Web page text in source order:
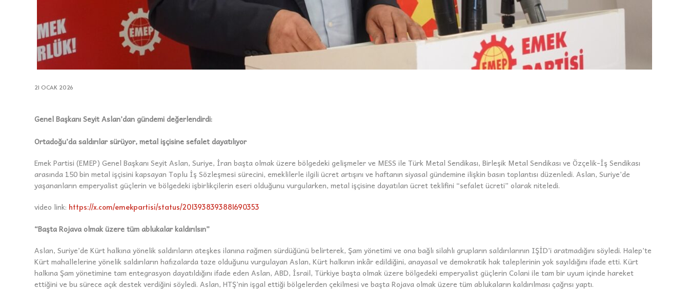
21 OCAK 2026
Genel Başkanı Seyit Aslan’dan gündemi değerlendirdi:
Ortadoğu’da saldırılar sürüyor, metal işçisine sefalet dayatılıyor
Emek Partisi (EMEP) Genel Başkanı Seyit Aslan, Suriye, İran başta olmak üzere bölgedeki gelişmeler ve MESS ile Türk Metal Sendikası, Birleşik Metal Sendikası ve Özçelik-İş Sendikası
arasında 150 bin metal işçisini kapsayan Toplu İş Sözleşmesi sürecini, emeklilerle ilgili ücret artışını ve haftanın siyasal gündemine ilişkin basın toplantısı düzenledi. Aslan, Suriye’de
yaşananların emperyalist güçlerin ve bölgedeki işbirlikçilerin eseri olduğunu vurgularken, metal işçisine dayatılan ücret teklifini “sefalet ücreti” olarak niteledi.
video link: https://x.com/emekpartisi/status/2013938393881690353
“Başta Rojava olmak üzere tüm ablukalar kaldırılsın”
Aslan, Suriye’de Kürt halkına yönelik saldırıların ateşkes ilanına rağmen sürdüğünü belirterek, Şam yönetimi ve ona bağlı silahlı grupların saldırılarının IŞİD’i aratmadığını söyledi. Halep’te
Kürt mahallelerine yönelik saldırıların hafızalarda taze olduğunu vurgulayan Aslan, Kürt halkının inkâr edildiğini, anayasal ve demokratik hak taleplerinin yok sayıldığını ifade etti. Kürt
halkına Şam yönetimine tam entegrasyon dayatıldığını ifade eden Aslan, ABD, İsrail, Türkiye başta olmak üzere bölgedeki emperyalist güçlerin Colani ile tam bir uyum içinde hareket
ettiğini ve bu sürece açık destek verdiğini söyledi. Aslan, HTŞ’nin işgal ettiği bölgelerden çekilmesi ve başta Rojava olmak üzere tüm ablukaların kaldırılması çağrısı yaptı.